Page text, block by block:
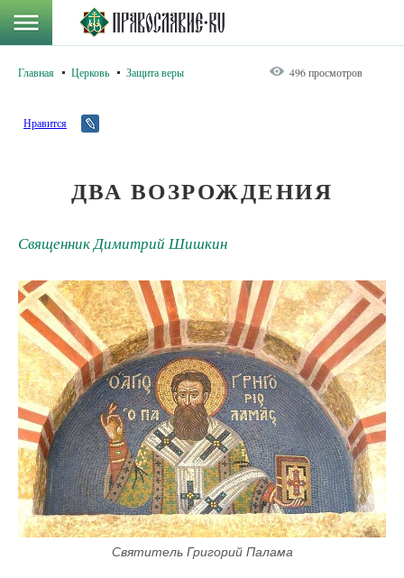
Главная Церковь Защита веры 496 просмотров
Нравится
ДВА ВОЗРОЖДЕНИЯ
Священник Димитрий Шишкин
Святитель Григорий Палама